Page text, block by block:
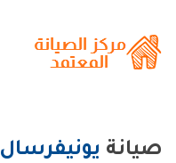
صيانة يونيفرسال